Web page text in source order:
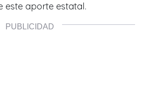
este aporte estatal.